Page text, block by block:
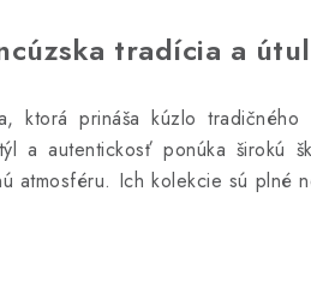
tradícia a
ktorá prináša kúzlo tradičného
a autentickosť ponúka širokú
atmosféru. Ich kolekcie sú plné